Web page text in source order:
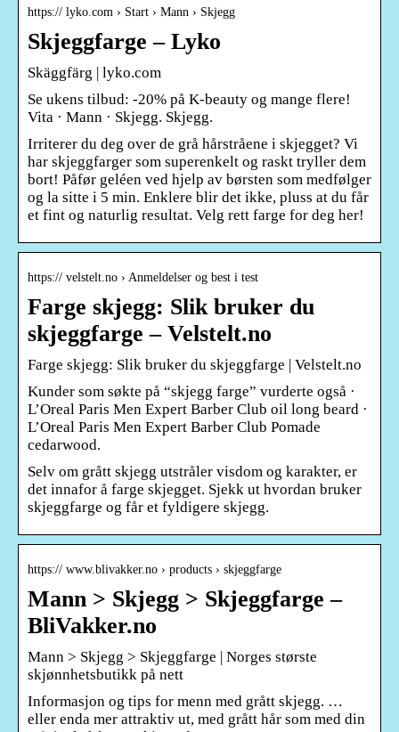
https:// lyko.com › Start › Mann › Skjegg
Skjeggfarge – Lyko
Skäggfärg | lyko.com
Se ukens tilbud: -20% på K-beauty og mange flere!
Vita · Mann · Skjegg. Skjegg.
Irriterer du deg over de grå hårstråene i skjegget? Vi
har skjeggfarger som superenkelt og raskt tryller dem
bort! Påfør geléen ved hjelp av børsten som medfølger
og la sitte i 5 min. Enklere blir det ikke, pluss at du får
et fint og naturlig resultat. Velg rett farge for deg her!
https:// velstelt.no › Anmeldelser og best i test
Farge skjegg: Slik bruker du
skjeggfarge – Velstelt.no
Farge skjegg: Slik bruker du skjeggfarge | Velstelt.no
Kunder som søkte på “skjegg farge” vurderte også ·
L’Oreal Paris Men Expert Barber Club oil long beard ·
L’Oreal Paris Men Expert Barber Club Pomade
cedarwood.
Selv om grått skjegg utstråler visdom og karakter, er
det innafor å farge skjegget. Sjekk ut hvordan bruker
skjeggfarge og får et fyldigere skjegg.
https:// www.blivakker.no › products › skjeggfarge
Mann > Skjegg > Skjeggfarge –
BliVakker.no
Mann > Skjegg > Skjeggfarge | Norges største
skjønnhetsbutikk på nett
Informasjon og tips for menn med grått skjegg. …
eller enda mer attraktiv ut, med grått hår som med din